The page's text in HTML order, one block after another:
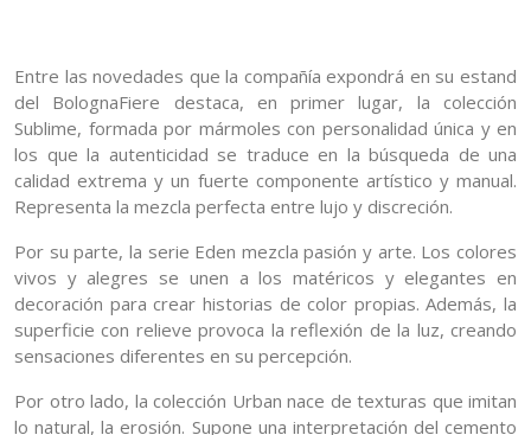
Entre las novedades que la compañía expondrá en su estand
del BolognaFiere destaca, en primer lugar, la colección
Sublime, formada por mármoles con personalidad única y en
los que la autenticidad se traduce en la búsqueda de una
calidad extrema y un fuerte componente artístico y manual.
Representa la mezcla perfecta entre lujo y discreción.
Por su parte, la serie Eden mezcla pasión y arte. Los colores
vivos y alegres se unen a los matéricos y elegantes en
decoración para crear historias de color propias. Además, la
superficie con relieve provoca la reflexión de la luz, creando
sensaciones diferentes en su percepción.
Por otro lado, la colección Urban nace de texturas que imitan
lo natural, la erosión. Supone una interpretación del cemento